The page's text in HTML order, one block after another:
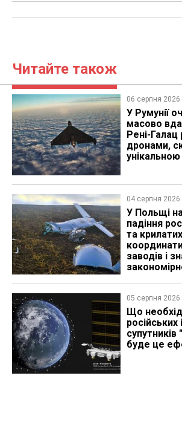
Читайте також
06 серпня 2026
У Румунії
масово
Рені-
дронами,
04 серпня 2026
У Польщі
падіння
та
заводів і
05 серпня 2026
Що
російських
буде це